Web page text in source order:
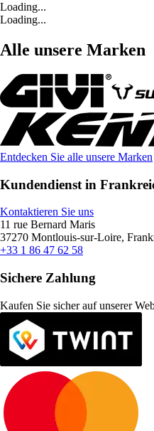
Loading...
Loading...
Alle unsere Marken
Entdecken Sie alle unsere Marken
Kundendienst in
Kontaktieren Sie uns
11 rue Bernard Maris
37270 Montlouis-sur-Loire,
+33 1 86 47 62 58
Sichere Zahlung
Kaufen Sie sicher auf unserer